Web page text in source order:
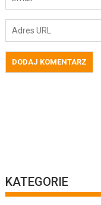
KATEGORIE